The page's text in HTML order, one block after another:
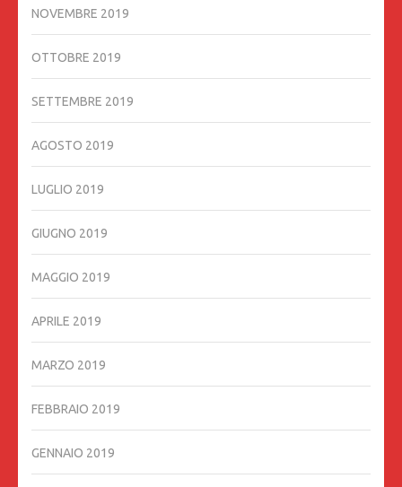
NOVEMBRE 2019
OTTOBRE 2019
SETTEMBRE 2019
AGOSTO 2019
LUGLIO 2019
GIUGNO 2019
MAGGIO 2019
APRILE 2019
MARZO 2019
FEBBRAIO 2019
GENNAIO 2019